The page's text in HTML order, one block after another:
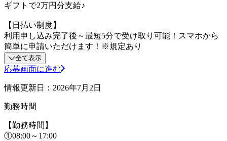
ギフトで2万円分支給♪
【日払い制度】
利用申し込み完了後～最短5分で受け取り可能！スマホから
簡単に申請いただけます！※規定あり
全て表示
応募画面に進む
情報更新日：2026年7月2日
勤務時間
【勤務時間】
①08:00～17:00